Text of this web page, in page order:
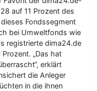
auf 11 Prozent des
Fondssegment
bei Umweltfonds wie
registrierte dima24.de
„Das hat
erklärt
die Anleger
in die ihnen